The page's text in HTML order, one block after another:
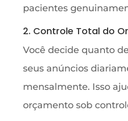
pacientes
2. Controle Total do
Você decide quanto
seus anúncios
mensalmente. Isso
orçamento sob